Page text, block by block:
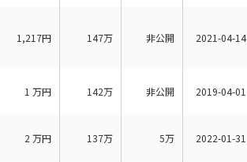
1,217円 147万 非公開 2021-04-14
1 万円 142万 非公開 2019-04-01
2 万円 137万 5万 2022-01-31